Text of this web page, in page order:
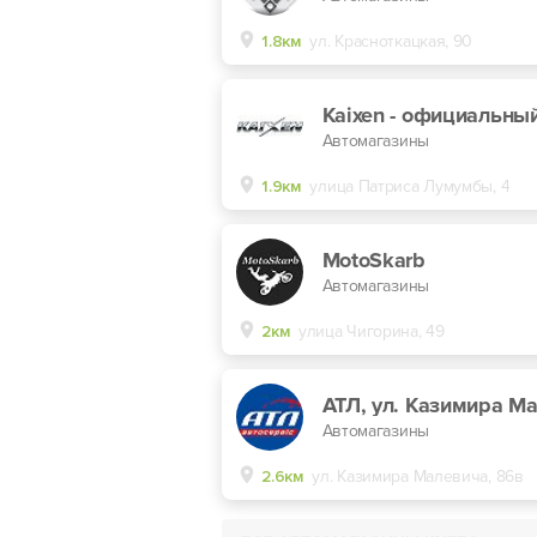
1.8км ул. Красноткацкая, 90
Автомагазины
1.9км улица Патриса Лумумбы, 4
MotoSkarb
Автомагазины
2км улица Чигорина, 49
Автомагазины
2.6км ул. Казимира Малевича, 86в